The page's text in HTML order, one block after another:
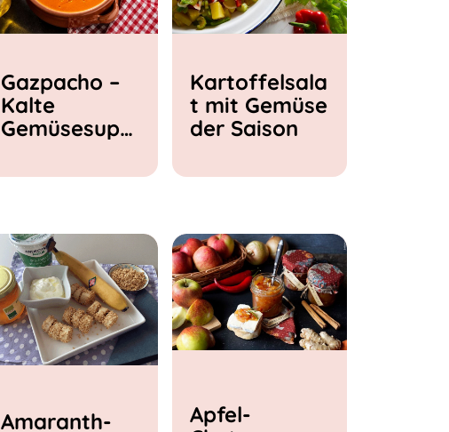
Gazpacho –
Kalte
Gemüsesupp
Kartoffelsala
t mit Gemüse
der Saison
Amaranth-
Apfel-